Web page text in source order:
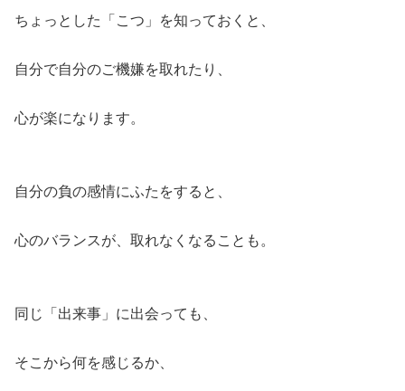
ちょっとした「こつ」を知っておくと、
自分で自分のご機嫌を取れたり、
心が楽になります。
自分の負の感情にふたをすると、
心のバランスが、取れなくなることも。
同じ「出来事」に出会っても、
そこから何を感じるか、